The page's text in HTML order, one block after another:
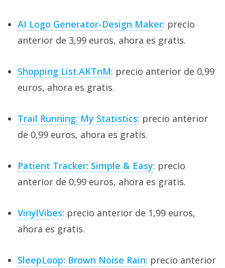
AI Logo Generator-Design Maker: precio
anterior de 3,99 euros, ahora es gratis.
Shopping List.AKTnM: precio anterior de 0,99
euros, ahora es gratis.
Trail Running: My Statistics: precio anterior
de 0,99 euros, ahora es gratis.
Patient Tracker: Simple & Easy: precio
anterior de 0,99 euros, ahora es gratis.
VinylVibes: precio anterior de 1,99 euros,
ahora es gratis.
SleepLoop: Brown Noise Rain: precio anterior